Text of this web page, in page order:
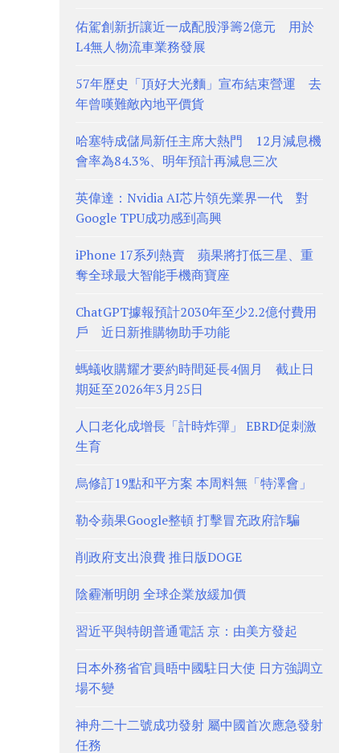
佑駕創新折讓近一成配股淨籌2億元 用於
L4無人物流車業務發展
57年歷史「頂好大光麵」宣布結束營運 去
年曾嘆難敵內地平價貨
哈塞特成儲局新任主席大熱門 12月減息機
會率為84.3%、明年預計再減息三次
英偉達：Nvidia AI芯片領先業界一代 對
Google TPU成功感到高興
iPhone 17系列熱賣 蘋果將打低三星、重
奪全球最大智能手機商寶座
ChatGPT據報預計2030年至少2.2億付費用
戶 近日新推購物助手功能
螞蟻收購耀才要約時間延長4個月 截止日
期延至2026年3月25日
人口老化成增長「計時炸彈」 EBRD促刺激
生育
烏修訂19點和平方案 本周料無「特澤會」
勒令蘋果Google整頓 打擊冒充政府詐騙
削政府支出浪費 推日版DOGE
陰霾漸明朗 全球企業放緩加價
習近平與特朗普通電話 京：由美方發起
日本外務省官員晤中國駐日大使 日方強調立
場不變
神舟二十二號成功發射 屬中國首次應急發射
任務